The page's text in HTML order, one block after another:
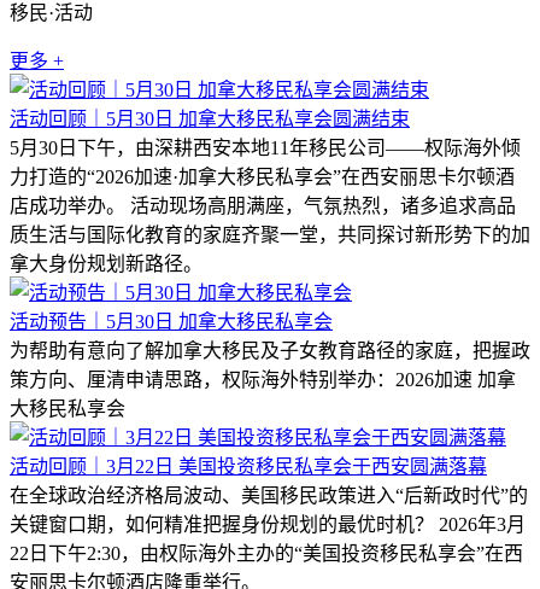
移民·活动
更多 +
活动回顾｜5月30日 加拿大移民私享会圆满结束
5月30日下午，由深耕西安本地11年移民公司——权际海外倾
力打造的“2026加速·加拿大移民私享会”在西安丽思卡尔顿酒
店成功举办。 活动现场高朋满座，气氛热烈，诸多追求高品
质生活与国际化教育的家庭齐聚一堂，共同探讨新形势下的加
拿大身份规划新路径。
活动预告｜5月30日 加拿大移民私享会
为帮助有意向了解加拿大移民及子女教育路径的家庭，把握政
策方向、厘清申请思路，权际海外特别举办：2026加速 加拿
大移民私享会
活动回顾｜3月22日 美国投资移民私享会于西安圆满落幕
在全球政治经济格局波动、美国移民政策进入“后新政时代”的
关键窗口期，如何精准把握身份规划的最优时机？ 2026年3月
22日下午2:30，由权际海外主办的“美国投资移民私享会”在西
安丽思卡尔顿酒店隆重举行。